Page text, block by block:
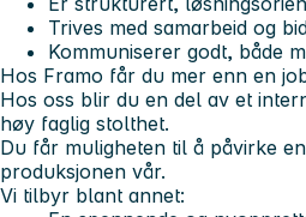
Trives med samarbeid og
Kommuniserer godt, både
Hos Framo får du mer enn en
Hos oss blir du en del av et
høy faglig stolthet.
Du får muligheten til å påvirke
produksjonen vår.
Vi tilbyr blant annet: